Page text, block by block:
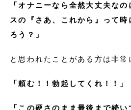
「オナニーなら全然大丈夫な
スの『さあ、これから』って
ろう？」
と思われたことがある方は非常
「頼む！！勃起してくれ！！」
「この硬さのまま最後まで続い